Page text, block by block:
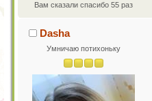
Вам сказали спасибо 55 раз
Dasha
Умничаю потихоньку